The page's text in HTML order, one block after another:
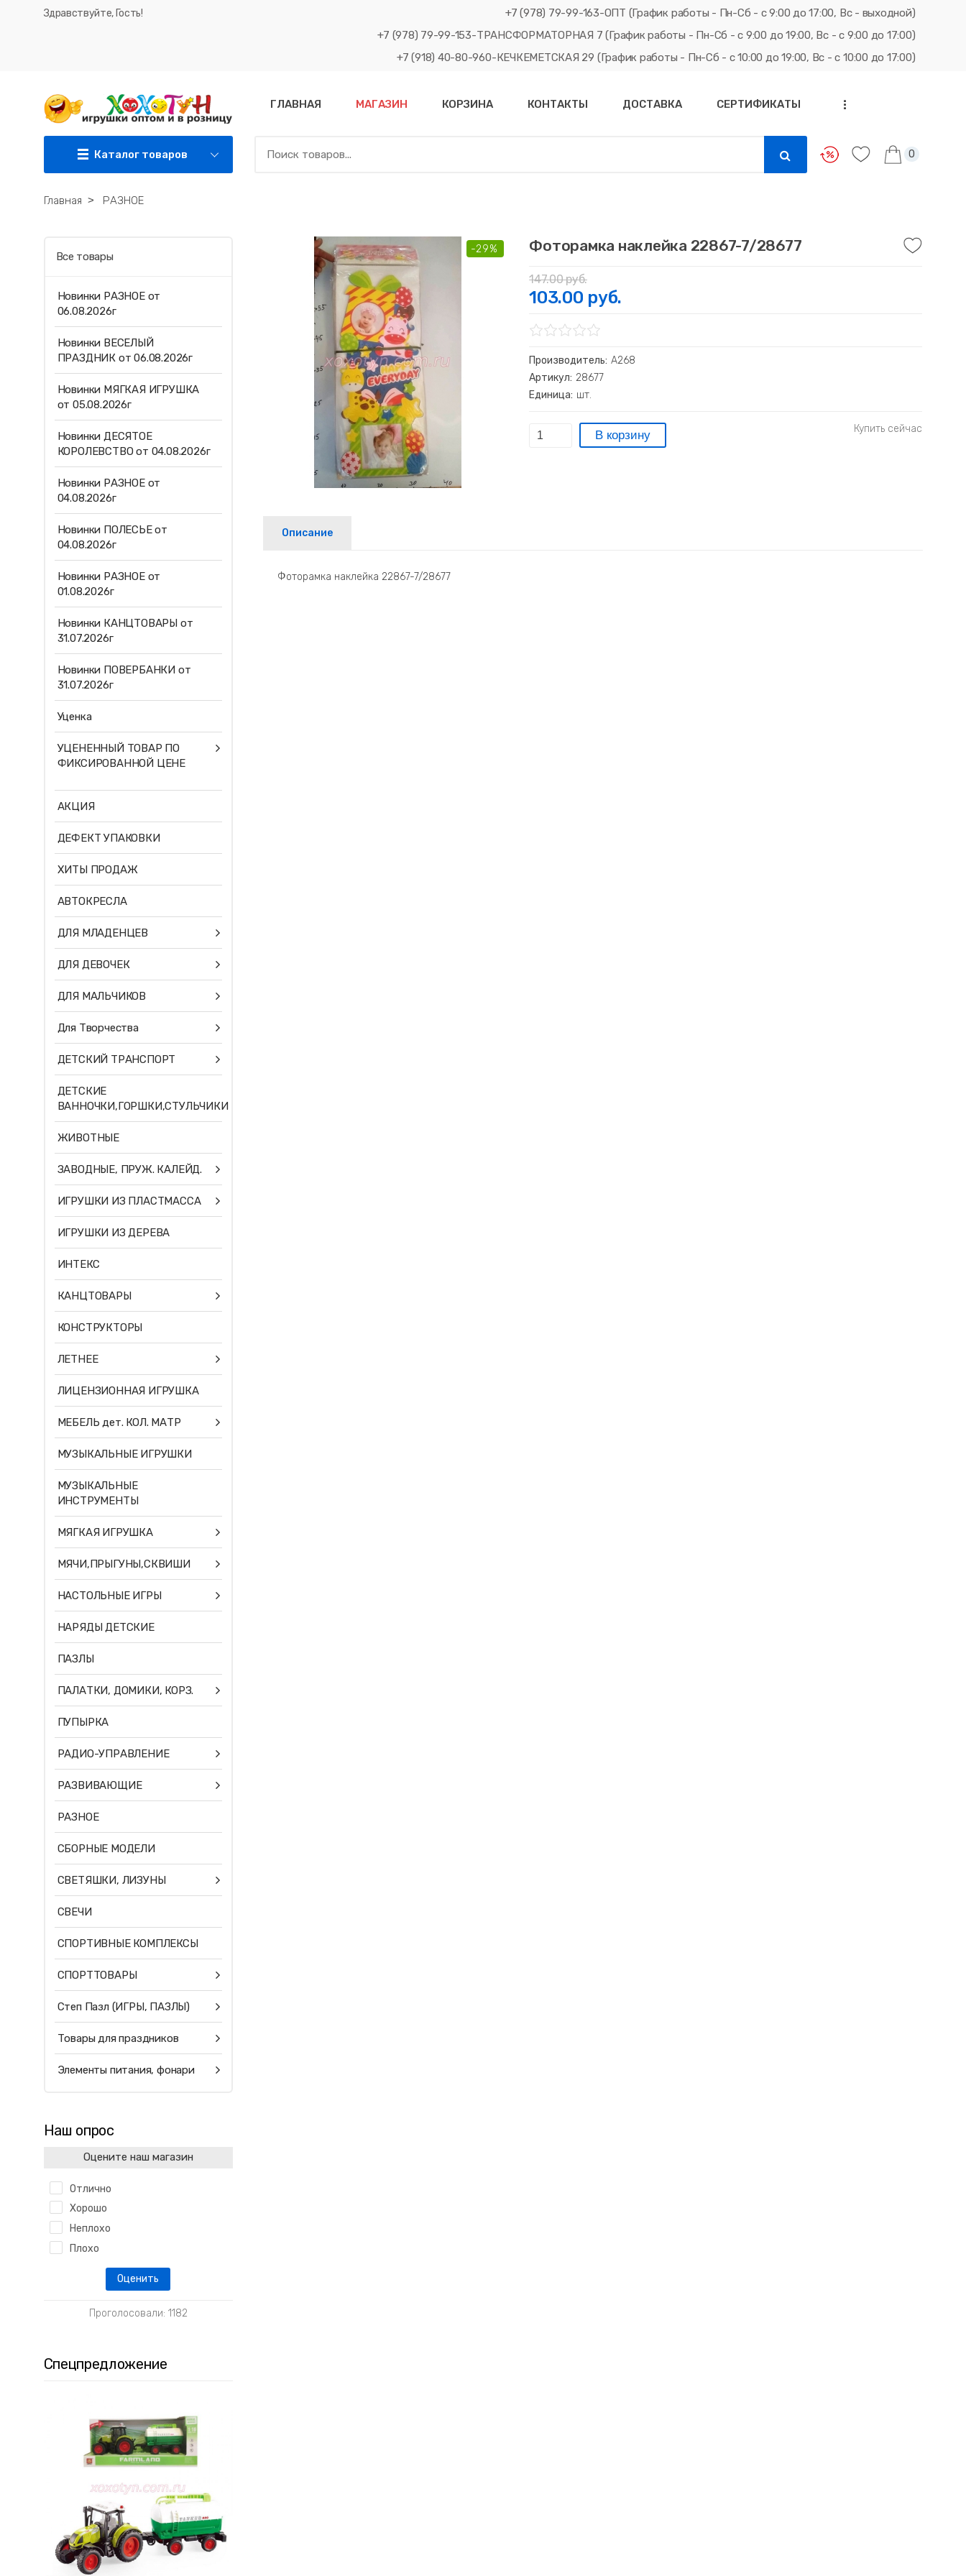
Здравствуйте, Гость!
+7 (978) 79-99-163-ОПТ (График работы - Пн-Сб - с 9:00 до 17:00, Вс - выходной)
+7 (978) 79-99-153-ТРАНСФОРМАТОРНАЯ 7 (График работы - Пн-Сб - с 9:00 до 19:00, Вс - с 9:00 до 17:00)
+7 (918) 40-80-960-КЕЧКЕМЕТСКАЯ 29 (График работы - Пн-Сб - с 10:00 до 19:00, Вс - с 10:00 до 17:00)
Каталог товаров
ГЛАВНАЯ МАГАЗИН КОРЗИНА КОНТАКТЫ ДОСТАВКА СЕРТИФИКАТЫ ...
0
Главная ˃ РАЗНОЕ
-29% Фоторамка наклейка 22867-7/28677
147.00 руб.
103.00 руб.
Производитель: А268
Артикул: 28677
Единица: шт.
Описание
Фоторамка наклейка 22867-7/28677
Все товары
Новинки РАЗНОЕ от
06.08.2026г
Новинки ВЕСЕЛЫЙ
ПРАЗДНИК от 06.08.2026г
Новинки МЯГКАЯ ИГРУШКА
от 05.08.2026г
Новинки ДЕСЯТОЕ
КОРОЛЕВСТВО от 04.08.2026г
Новинки РАЗНОЕ от
04.08.2026г
Новинки ПОЛЕСЬЕ от
04.08.2026г
Новинки РАЗНОЕ от
01.08.2026г
Новинки КАНЦТОВАРЫ от
31.07.2026г
Новинки ПОВЕРБАНКИ от
31.07.2026г
Уценка
УЦЕНЕННЫЙ ТОВАР ПО
ФИКСИРОВАННОЙ ЦЕНЕ
АКЦИЯ
ДЕФЕКТ УПАКОВКИ
ХИТЫ ПРОДАЖ
АВТОКРЕСЛА
ДЛЯ МЛАДЕНЦЕВ
ДЛЯ ДЕВОЧЕК
ДЛЯ МАЛЬЧИКОВ
Для Творчества
ДЕТСКИЙ ТРАНСПОРТ
ДЕТСКИЕ
ВАННОЧКИ,ГОРШКИ,СТУЛЬЧИКИ
ЖИВОТНЫЕ
ЗАВОДНЫЕ, ПРУЖ. КАЛЕЙД.
ИГРУШКИ ИЗ ПЛАСТМАССА
ИГРУШКИ ИЗ ДЕРЕВА
ИНТЕКС
КАНЦТОВАРЫ
КОНСТРУКТОРЫ
ЛЕТНЕЕ
ЛИЦЕНЗИОННАЯ ИГРУШКА
МЕБЕЛЬ дет. КОЛ. МАТР
МУЗЫКАЛЬНЫЕ ИГРУШКИ
МУЗЫКАЛЬНЫЕ
ИНСТРУМЕНТЫ
МЯГКАЯ ИГРУШКА
МЯЧИ,ПРЫГУНЫ,СКВИШИ
НАСТОЛЬНЫЕ ИГРЫ
НАРЯДЫ ДЕТСКИЕ
ПАЗЛЫ
ПАЛАТКИ, ДОМИКИ, КОРЗ.
ПУПЫРКА
РАДИО-УПРАВЛЕНИЕ
РАЗВИВАЮЩИЕ
РАЗНОЕ
СБОРНЫЕ МОДЕЛИ
СВЕТЯШКИ, ЛИЗУНЫ
СВЕЧИ
СПОРТИВНЫЕ КОМПЛЕКСЫ
СПОРТТОВАРЫ
Степ Пазл (ИГРЫ, ПАЗЛЫ)
Товары для праздников
Элементы питания, фонари
Наш опрос
Оцените наш магазин
Отлично
Хорошо
Неплохо
Плохо
Проголосовали: 1182
Спецпредложение